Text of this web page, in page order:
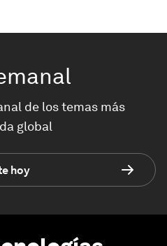
de los temas más
global
hoy